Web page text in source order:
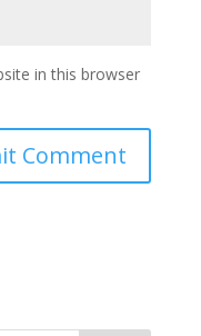
in this browser